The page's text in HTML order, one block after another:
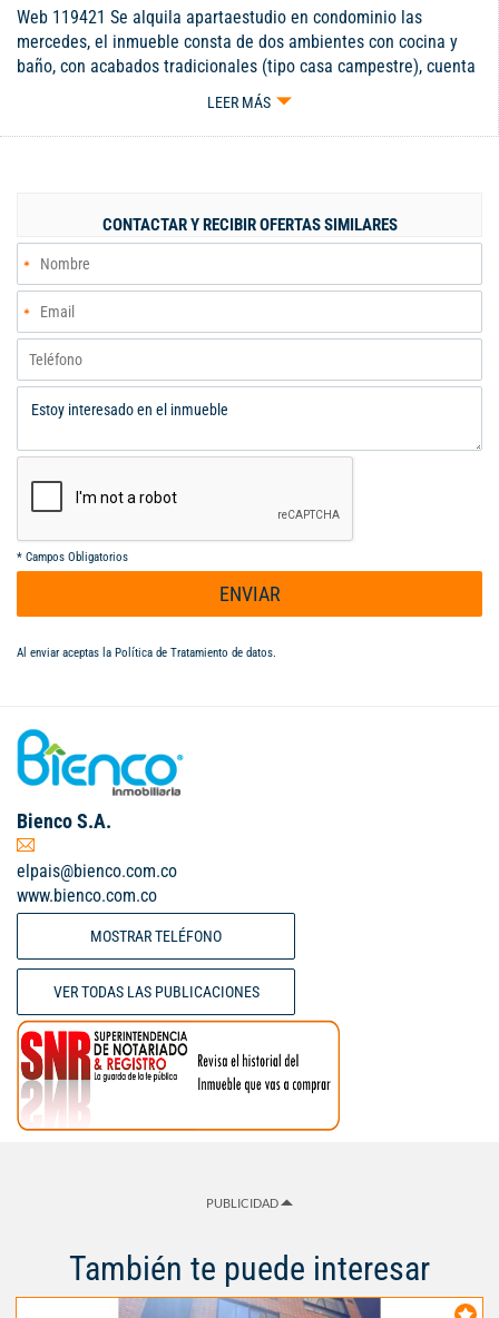
Web 119421 Se alquila apartaestudio en condominio las
mercedes, el inmueble consta de dos ambientes con cocina y
baño, con acabados tradicionales (tipo casa campestre), cuenta
con espacio de parqueadero para 1 carro o moto en la parta
exterior en zona descubierta, servicios públicos de agua,
energía e internet incluidos, NO cuenta con servicio de gas
ventilación natural Código interno: A119421
LEER MÁS
CONTACTAR Y RECIBIR OFERTAS SIMILARES
* Campos Obligatorios
ENVIAR
Al enviar aceptas la Política de Tratamiento de datos.
Bienco S.A.
elpais@bienco.com.co
www.bienco.com.co
MOSTRAR TELÉFONO
VER TODAS LAS PUBLICACIONES
PUBLICIDAD
También te puede interesar